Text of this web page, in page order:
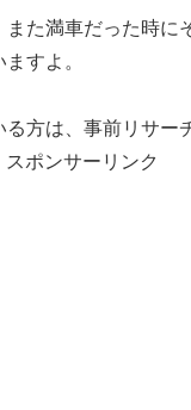
た満車だった時に
すよ。
方は、事前リサー
スポンサーリンク